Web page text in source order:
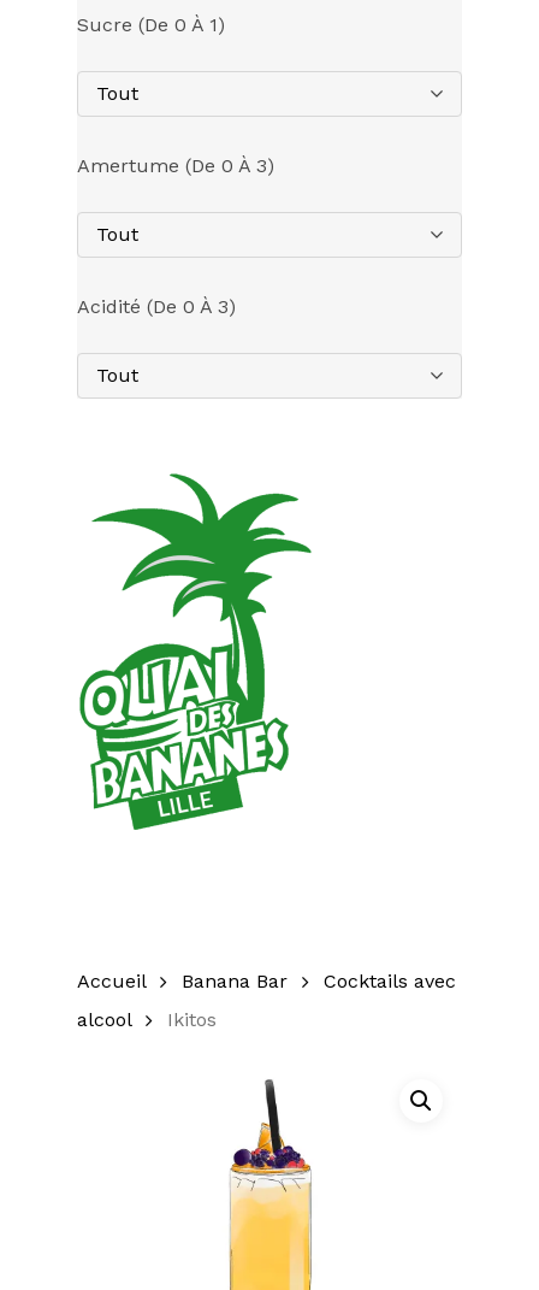
Sucre (de 0 À 1)
Tout
Amertume (de 0 À 3)
Tout
Acidité (de 0 À 3)
Tout
Accueil Banana Bar
Cocktails avec
alcool
Ikitos